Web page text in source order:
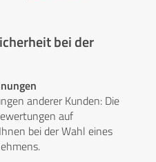
bei der
anderer Kunden: Die
auf
bei der Wahl eines